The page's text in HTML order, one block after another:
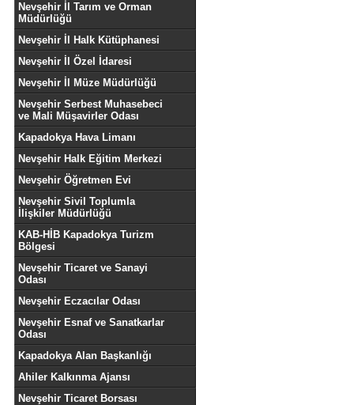
Nevşehir İl Tarım ve Orman
Müdürlüğü
Nevşehir İl Halk Kütüphanesi
Nevşehir İl Özel İdaresi
Nevşehir İl Müze Müdürlüğü
Nevşehir Serbest Muhasebeci
ve Mali Müşavirler Odası
Kapadokya Hava Limanı
Nevşehir Halk Eğitim Merkezi
Nevşehir Öğretmen Evi
Nevşehir Sivil Toplumla
İlişkiler Müdürlüğü
KAB-HİB Kapadokya Turizm
Bölgesi
Nevşehir Ticaret ve Sanayi
Odası
Nevşehir Eczacılar Odası
Nevşehir Esnaf ve Sanatkarlar
Odası
Kapadokya Alan Başkanlığı
Ahiler Kalkınma Ajansı
Nevşehir Ticaret Borsası